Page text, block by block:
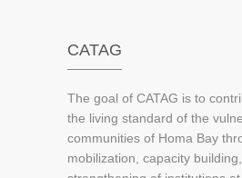
CATAG
The goal of CATAG is to
the living standard of the
communities of Homa Bay
mobilization, capacity